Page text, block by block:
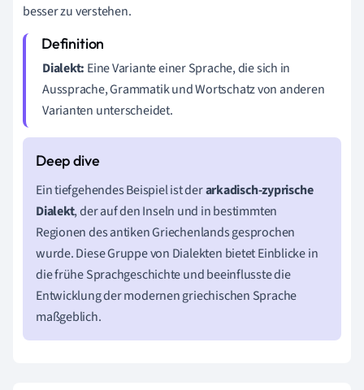
besser zu verstehen.
Dialekt: Eine Variante einer Sprache, die sich in
Aussprache, Grammatik und Wortschatz von anderen
Varianten unterscheidet.
Ein tiefgehendes Beispiel ist derarkadisch-zyprische
Dialekt, der auf den Inseln und in bestimmten
Regionen des antiken Griechenlands gesprochen
wurde. Diese Gruppe von Dialekten bietet Einblicke in
die frühe Sprachgeschichte und beeinflusste die
Entwicklung der modernen griechischen Sprache
maßgeblich.